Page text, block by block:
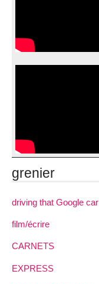
grenier
driving that Google car
film/écrire
CARNETS
EXPRESS